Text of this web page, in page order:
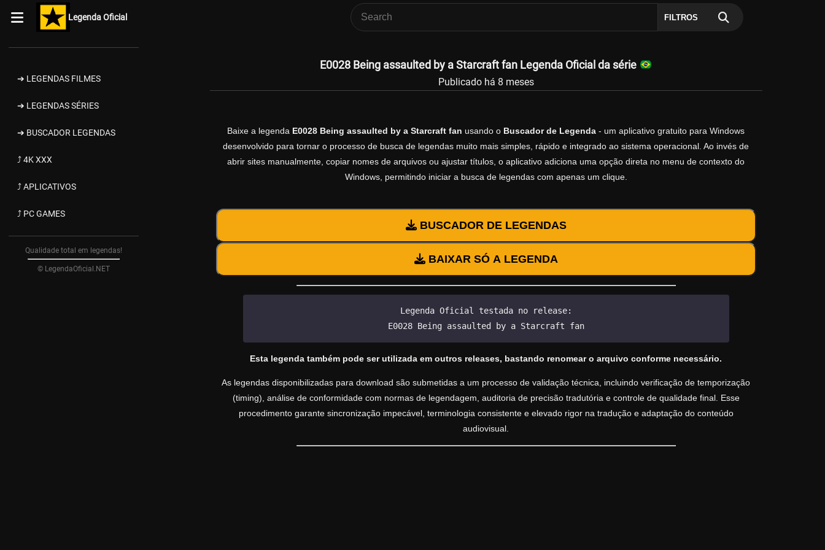
Legenda Oficial FILTROS
➔ LEGENDAS FILMES
➔ LEGENDAS SÉRIES
➔ BUSCADOR LEGENDAS
⤴ 4K XXX
⤴ APLICATIVOS
⤴ PC GAMES
Qualidade total em legendas!
© LegendaOficial.NET
E0028 Being assaulted by a Starcraft fan Legenda Oficial da série
Publicado há 8 meses
Baixe a legenda E0028 Being assaulted by a Starcraft fan usando o Buscador de Legenda - um aplicativo gratuito para Windows
desenvolvido para tornar o processo de busca de legendas muito mais simples, rápido e integrado ao sistema operacional. Ao invés de
abrir sites manualmente, copiar nomes de arquivos ou ajustar títulos, o aplicativo adiciona uma opção direta no menu de contexto do
Windows, permitindo iniciar a busca de legendas com apenas um clique.
BUSCADOR DE LEGENDAS
BAIXAR SÓ A LEGENDA
Legenda Oficial testada no release:
E0028 Being assaulted by a Starcraft fan
Esta legenda também pode ser utilizada em outros releases, bastando renomear o arquivo conforme necessário.
As legendas disponibilizadas para download são submetidas a um processo de validação técnica, incluindo verificação de temporização
(timing), análise de conformidade com normas de legendagem, auditoria de precisão tradutória e controle de qualidade final. Esse
procedimento garante sincronização impecável, terminologia consistente e elevado rigor na tradução e adaptação do conteúdo
audiovisual.